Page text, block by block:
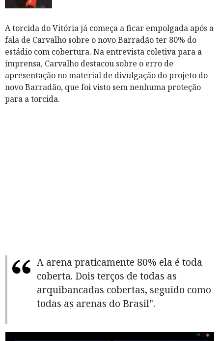
A torcida do Vitória já começa a ficar empolgada após a
fala de Carvalho sobre o novo Barradão ter 80% do
estádio com cobertura. Na entrevista coletiva para a
imprensa, Carvalho destacou sobre o erro de
apresentação no material de divulgação do projeto do
novo Barradão, que foi visto sem nenhuma proteção
para a torcida.
A arena praticamente 80% ela é toda
coberta. Dois terços de todas as
arquibancadas cobertas, seguido como
todas as arenas do Brasil".